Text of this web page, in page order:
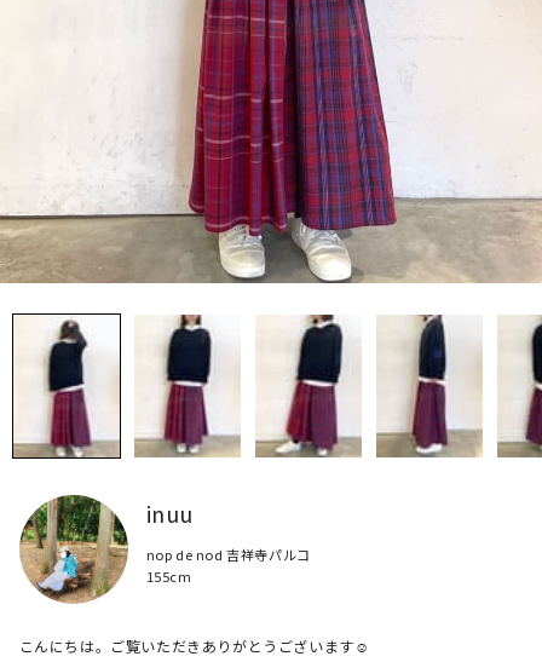
inuu
nop de nod 吉祥寺パルコ
155cm
こんにちは。ご覧いただきありがとうございます☺︎